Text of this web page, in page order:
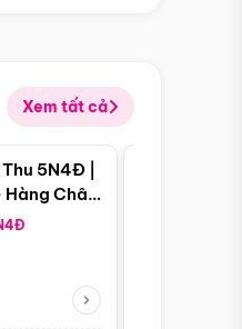
Xem tất cả
Điểm nổi bật
5N4Đ |
Châu